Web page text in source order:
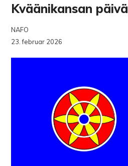
Kväänikansan päivä
NAFO
23. februar 2026